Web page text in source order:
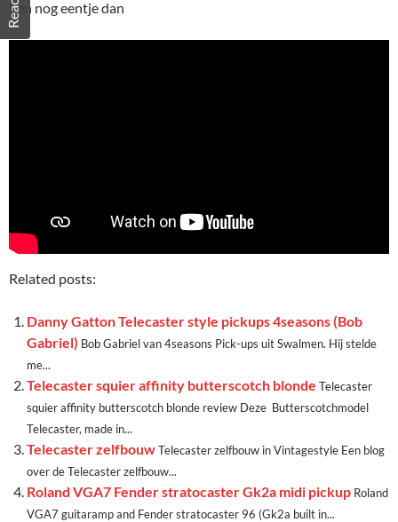
Een nog eentje dan
Related posts:
Danny Gatton Telecaster style pickups 4seasons (Bob
Gabriel) Bob Gabriel van 4seasons Pick-ups uit Swalmen. Hij stelde
me...
Telecaster squier affinity butterscotch blonde Telecaster
squier affinity butterscotch blonde review Deze Butterscotchmodel
Telecaster, made in...
Telecaster zelfbouwTelecaster zelfbouw in Vintagestyle Een blog
over de Telecaster zelfbouw...
Roland VGA7 Fender stratocaster Gk2a midi pickup Roland
VGA7 guitaramp and Fender stratocaster 96 (Gk2a built in...